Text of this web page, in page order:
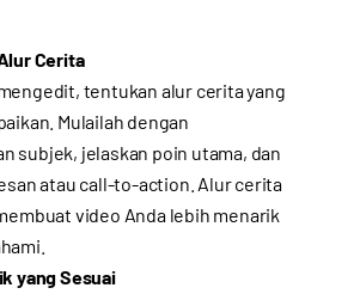
Cerita
tentukan alur cerita yang
Mulailah dengan
subjek, jelaskan poin utama, dan
atau call-to-action. Alur cerita
video Anda lebih menarik
yang Sesuai